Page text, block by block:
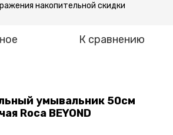
накопительной скидки
К сравнению
умывальник 50см
Roca BEYOND